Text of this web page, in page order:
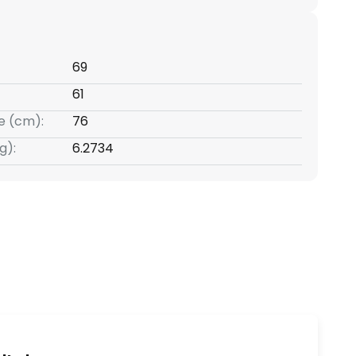
69
61
(cm):
76
6.2734